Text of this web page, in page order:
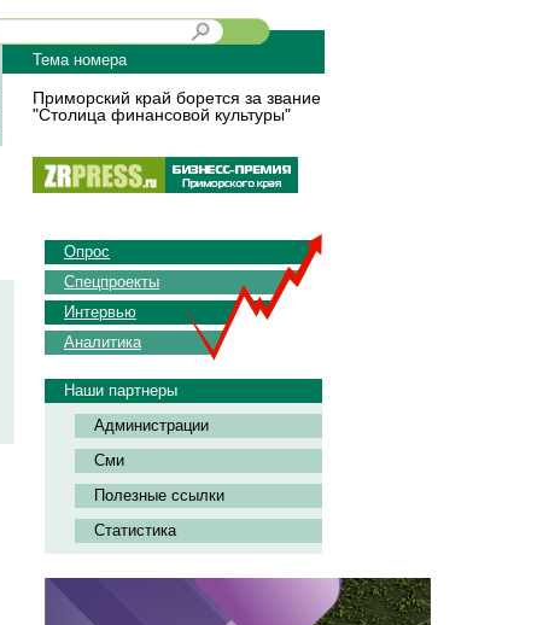
Тема номера
Приморский край борется за звание
"Столица финансовой культуры"
Опрос
Спецпроекты
Интервью
Аналитика
Наши партнеры
Администрации
Сми
Полезные ссылки
Статистика